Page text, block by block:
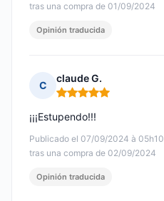
tras una compra de 01/09/2024
Opinión traducida
C
claude G.
Nota: 5 de 5
Publicado el 07/09/2024 à 05h10
tras una compra de 02/09/2024
¡¡¡Estupendo!!!
Opinión traducida